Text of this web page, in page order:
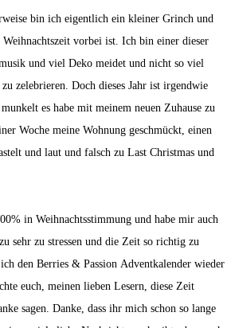
bin ich eigentlich ein kleiner Grinch und
vorbei ist. Ich bin einer dieser
und viel Deko meidet und nicht so viel
zelebrieren. Doch dieses Jahr ist irgendwie
es habe mit meinem neuen Zuhause zu
Woche meine Wohnung geschmückt, einen
und laut und falsch zu Last Christmas und
in Weihnachtsstimmung und habe mir auch
sehr zu stressen und die Zeit so richtig zu
den Berries & Passion Adventkalender wieder
euch, meinen lieben Lesern, diese Zeit
schon so lange